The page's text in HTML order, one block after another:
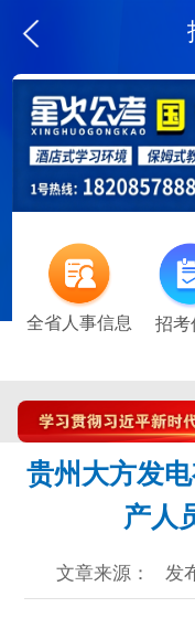
全省人事信息 招考
贵州大方发
产人
文章来源： 发